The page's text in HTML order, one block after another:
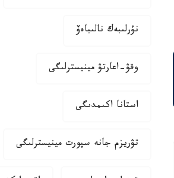
نۇرلىبەك نالىباەۆ
وقۋ-اعارتۋ مينيسترلىگى
استانا اكىمدىگى
تۋريزم جانە سپورت مينيسترلىگى